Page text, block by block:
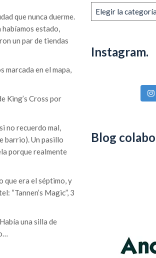
que nunca duerme.
habíamos estado,
un par de tiendas
marcada en el mapa,
King’s Cross por
no recuerdo mal,
barrio). Un pasillo
porque realmente
que era el séptimo, y
“Tannen’s Magic”, 3
una silla de
anteriores
Instagram.
Blog